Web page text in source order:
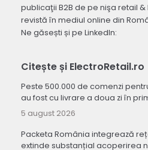
publicaţii B2B de pe nişa retail &
revistă în mediul online din
Ne găsești și pe LinkedIn:
Citește și ElectroRetail.ro
Peste 500.000 de comenzi
au fost cu livrare a doua zi în
5 august 2026
Packeta România integrează
extinde substanțial acoperirea